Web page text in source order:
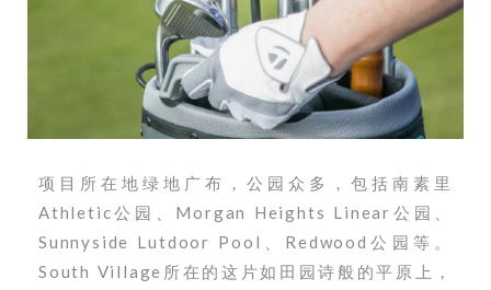
项目所在地绿地广布，公园众多，包括南素里
Athletic公园、Morgan Heights Linear公园、
Sunnyside Lutdoor Pool、Redwood公园等。
South Village所在的这片如田园诗般的平原上，